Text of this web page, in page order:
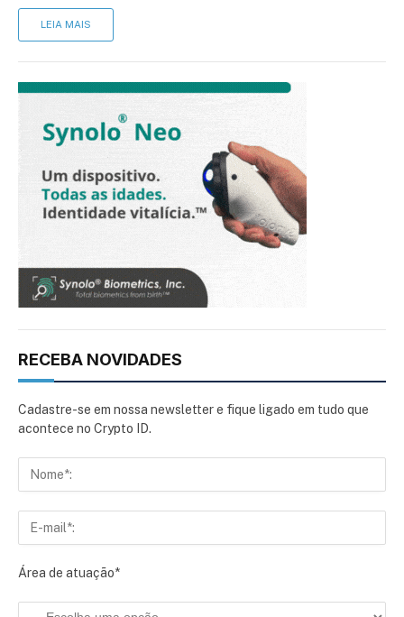
LEIA MAIS
RECEBA NOVIDADES
Cadastre-se em nossa newsletter e fique ligado em tudo que
acontece no Crypto ID.
Área de atuação*